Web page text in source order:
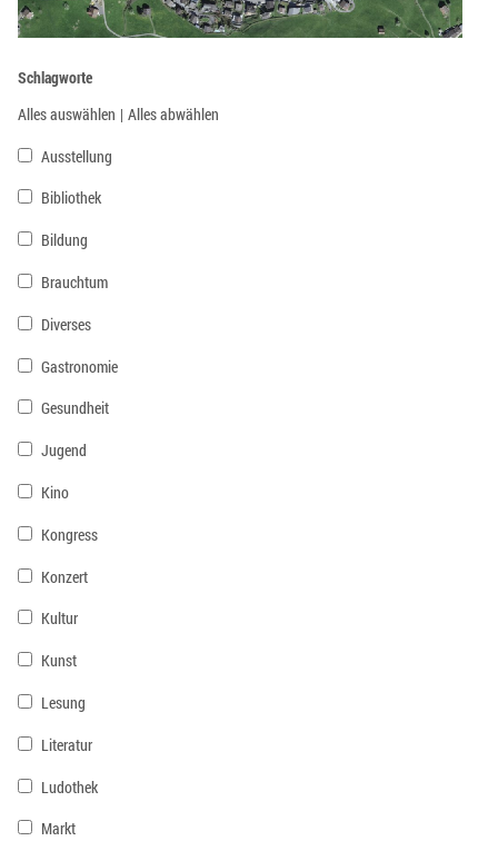
Schlagworte
Alles auswählen | Alles abwählen
Ausstellung
Bibliothek
Bildung
Brauchtum
Diverses
Gastronomie
Gesundheit
Jugend
Kino
Kongress
Konzert
Kultur
Kunst
Lesung
Literatur
Ludothek
Markt